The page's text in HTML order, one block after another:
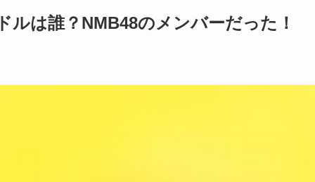
は誰？NMB48のメンバーだった！